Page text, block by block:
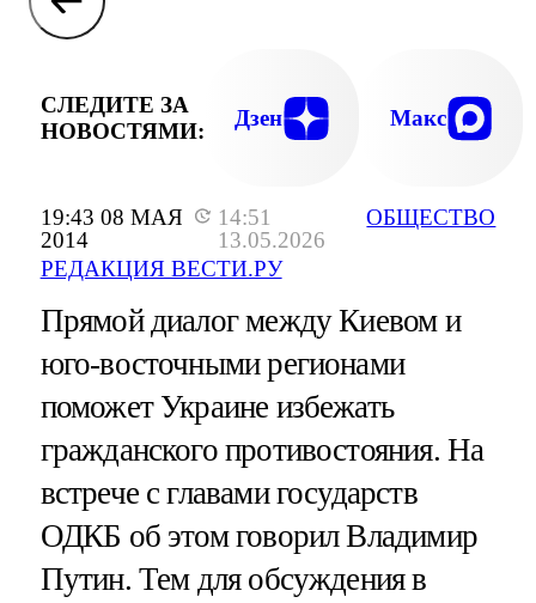
19:43 08 МАЯ
2014
14:51
13.05.2026
РЕДАКЦИЯ ВЕСТИ.РУ
ОБЩЕСТВО
СЛЕДИТЕ ЗА
НОВОСТЯМИ:
Дзен Макс
Прямой диалог между Киевом и
юго-восточными регионами
поможет Украине избежать
гражданского противостояния. На
встрече с главами государств
ОДКБ об этом говорил Владимир
Путин. Тем для обсуждения в